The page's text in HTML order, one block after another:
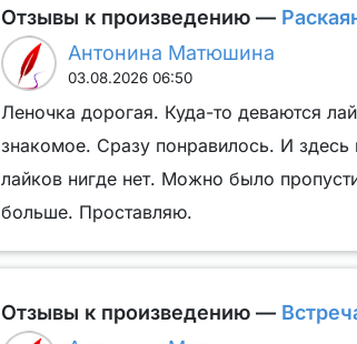
Отзывы к произведению —
Антонина Матюшина
03.08.2026 06:50
Леночка дорогая. Куда-то деваются
знакомое. Сразу понравилось. И
лайков нигде нет. Можно было
больше. Проставляю.
Отзывы к произведению —